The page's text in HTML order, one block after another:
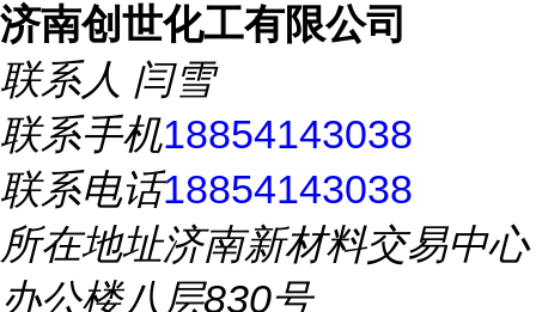
济南创世化工有限公司
联系人 闫雪
联系手机18854143038
联系电话18854143038
所在地址济南新材料交易中心
办公楼八层830号